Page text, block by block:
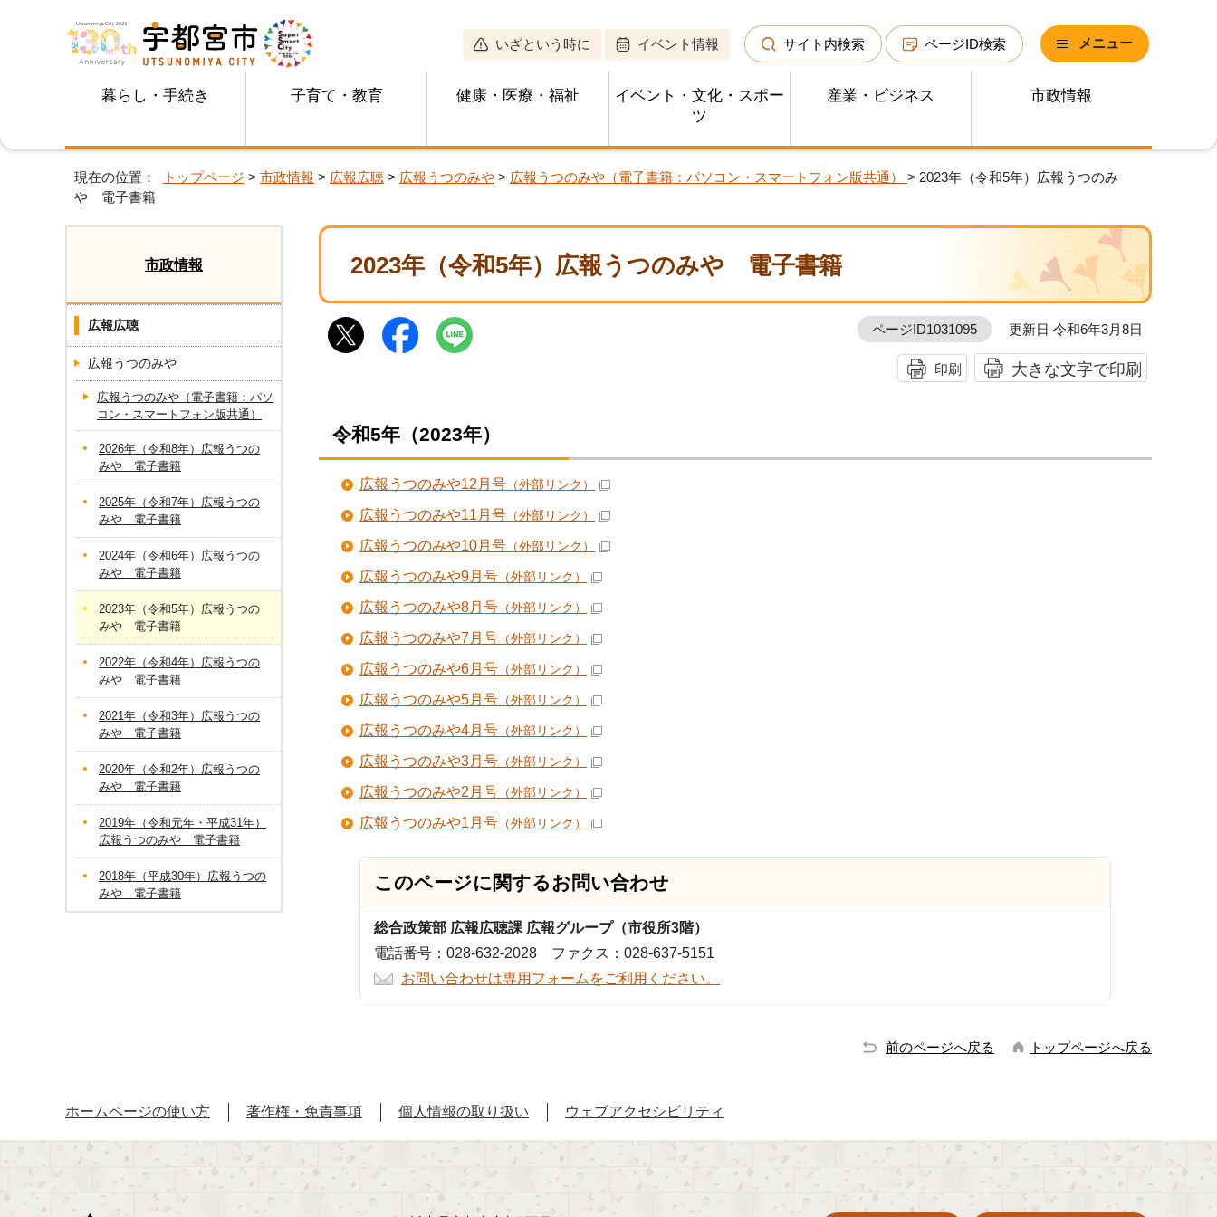
いざという時に イベント情報 サイト内検索 ページID検索 メニュー
暮らし・手続き 子育て・教育 健康・医療・福祉
イベント・文化・スポー
ツ
産業・ビジネス 市政情報
現在の位置： トップページ > 市政情報 > 広報広聴 > 広報うつのみや > 広報うつのみや（電子書籍：パソコン・スマートフォン版共通） > 2023年（令和5年）広報うつのみ
や 電子書籍
2023年（令和5年）広報うつのみや 電子書籍
ページID1031095 更新日 令和6年3月8日
印刷 大きな文字で印刷
令和5年（2023年）
広報うつのみや12月号 （外部リンク）
広報うつのみや11月号 （外部リンク）
広報うつのみや10月号 （外部リンク）
広報うつのみや9月号 （外部リンク）
広報うつのみや8月号 （外部リンク）
広報うつのみや7月号 （外部リンク）
広報うつのみや6月号 （外部リンク）
広報うつのみや5月号 （外部リンク）
広報うつのみや4月号 （外部リンク）
広報うつのみや3月号 （外部リンク）
広報うつのみや2月号 （外部リンク）
広報うつのみや1月号 （外部リンク）
このページに関するお問い合わせ
総合政策部 広報広聴課 広報グループ（市役所3階）
電話番号：028-632-2028 ファクス：028-637-5151
お問い合わせは専用フォームをご利用ください。
市政情報
広報広聴
広報うつのみや
広報うつのみや（電子書籍：パソ
コン・スマートフォン版共通）
2026年（令和8年）広報うつの
みや 電子書籍
2025年（令和7年）広報うつの
みや 電子書籍
2024年（令和6年）広報うつの
みや 電子書籍
2023年（令和5年）広報うつの
みや 電子書籍
2022年（令和4年）広報うつの
みや 電子書籍
2021年（令和3年）広報うつの
みや 電子書籍
2020年（令和2年）広報うつの
みや 電子書籍
2019年（令和元年・平成31年）
広報うつのみや 電子書籍
2018年（平成30年）広報うつの
みや 電子書籍
前のページへ戻る トップページへ戻る
ホームページの使い方 著作権・免責事項 個人情報の取り扱い ウェブアクセシビリティ